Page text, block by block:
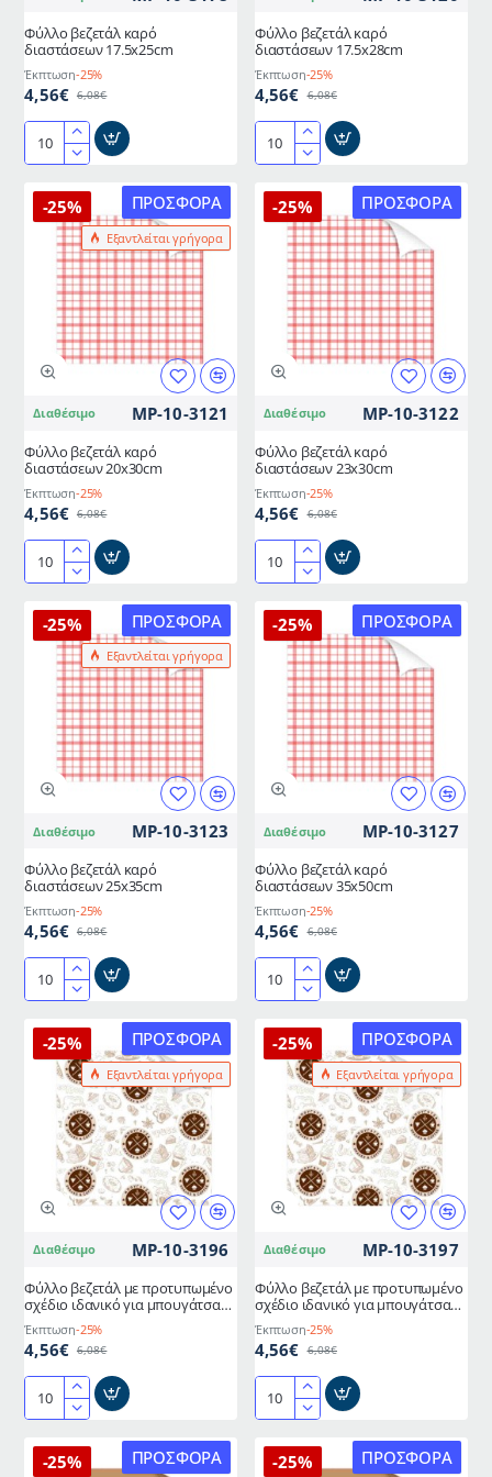
Φύλλο βεζετάλ καρό
διαστάσεων 17.5x25cm
Έκπτωση-25%
4,56€ 6,08€
Φύλλο
καρό
διαστάσεων
17.5x25cm
Φύλλο βεζετάλ καρό
διαστάσεων 17.5x28cm
Έκπτωση-25%
4,56€ 6,08€
Φύλλο
καρό
διαστάσεων
17.5x28cm
ΠΡΟΣΦΟΡΆ
Εξαντλείται γρήγορα
-25%
Διαθέσιμο MP-10-3121
Φύλλο βεζετάλ καρό
διαστάσεων 20x30cm
Έκπτωση-25%
4,56€ 6,08€
Φύλλο
καρό
διαστάσεων
20x30cm
ΠΡΟΣΦΟΡΆ
-25%
Διαθέσιμο MP-10-3122
Φύλλο βεζετάλ καρό
διαστάσεων 23x30cm
Έκπτωση-25%
4,56€ 6,08€
Φύλλο
καρό
διαστάσεων
23x30cm
ΠΡΟΣΦΟΡΆ
Εξαντλείται γρήγορα
-25%
Διαθέσιμο MP-10-3123
Φύλλο βεζετάλ καρό
διαστάσεων 25x35cm
Έκπτωση-25%
4,56€ 6,08€
Φύλλο
καρό
διαστάσεων
25x35cm
ΠΡΟΣΦΟΡΆ
-25%
Διαθέσιμο MP-10-3127
Φύλλο βεζετάλ καρό
διαστάσεων 35x50cm
Έκπτωση-25%
4,56€ 6,08€
Φύλλο
καρό
διαστάσεων
35x50cm
ΠΡΟΣΦΟΡΆ
Εξαντλείται γρήγορα
-25%
Διαθέσιμο MP-10-3196
Φύλλο βεζετάλ με προτυπωμένο
σχέδιο ιδανικό για μπουγάτσα
διαστάσεων 25x35cm
Έκπτωση-25%
4,56€ 6,08€
Φύλλο
με
προτυπωμένο
ΠΡΟΣΦΟΡΆ
Εξαντλείται γρήγορα
-25%
Διαθέσιμο MP-10-3197
Φύλλο βεζετάλ με προτυπωμένο
σχέδιο ιδανικό για μπουγάτσα
διαστάσεων 35x50cm
Έκπτωση-25%
4,56€ 6,08€
Φύλλο
με
προτυπωμένο
ΠΡΟΣΦΟΡΆ
-25% ΠΡΟΣΦΟΡΆ
-25%